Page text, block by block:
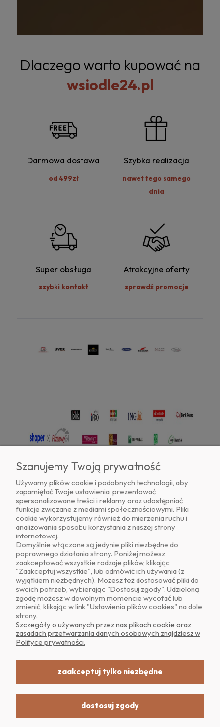
Dlaczego warto kupować na
wsiodle24.pl
Darmowa dostawa
od 499zł
Szybka realizacja
nawet tego samego
dnia
Super obsługa
szybki kontakt
Atrakcyjne oferty
sprawdź promocje
Znajdź nas na
O NAS
OBSŁUGA KLIENTA
POMOC
MOJE KONTO
Realizacja: Dpl Agency -Szablony Shoper
Szanujemy Twoją prywatność
Używamy plików cookie i podobnych technologii, aby
zapamiętać Twoje ustawienia, prezentować
spersonalizowane treści i reklamy oraz udostępniać
funkcje związane z mediami społecznościowymi. Pliki
cookie wykorzystujemy również do mierzenia ruchu i
analizowania sposobu korzystania z naszej strony
internetowej.
Domyślnie włączone są jedynie pliki niezbędne do
poprawnego działania strony. Poniżej możesz
zaakceptować wszystkie rodzaje plików, klikając
"Zaakceptuj wszystkie", lub odmówić ich używania (z
wyjątkiem niezbędnych). Możesz też dostosować pliki do
swoich potrzeb, wybierając "Dostosuj zgody". Udzieloną
zgodę możesz w dowolnym momencie wycofać lub
zmienić, klikając w link "Ustawienia plików cookies" na dole
strony.
Szczegóły o używanych przez nas plikach cookie oraz
zasadach przetwarzania danych osobowych znajdziesz w
Polityce prywatności.
zaakceptuj tylko niezbędne
dostosuj zgody